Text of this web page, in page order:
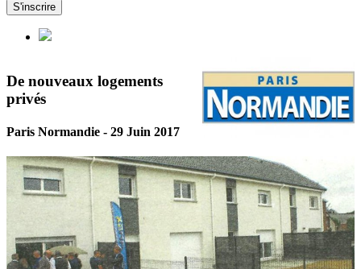
S'inscrire
De nouveaux logements
privés
Paris Normandie - 29 Juin 2017